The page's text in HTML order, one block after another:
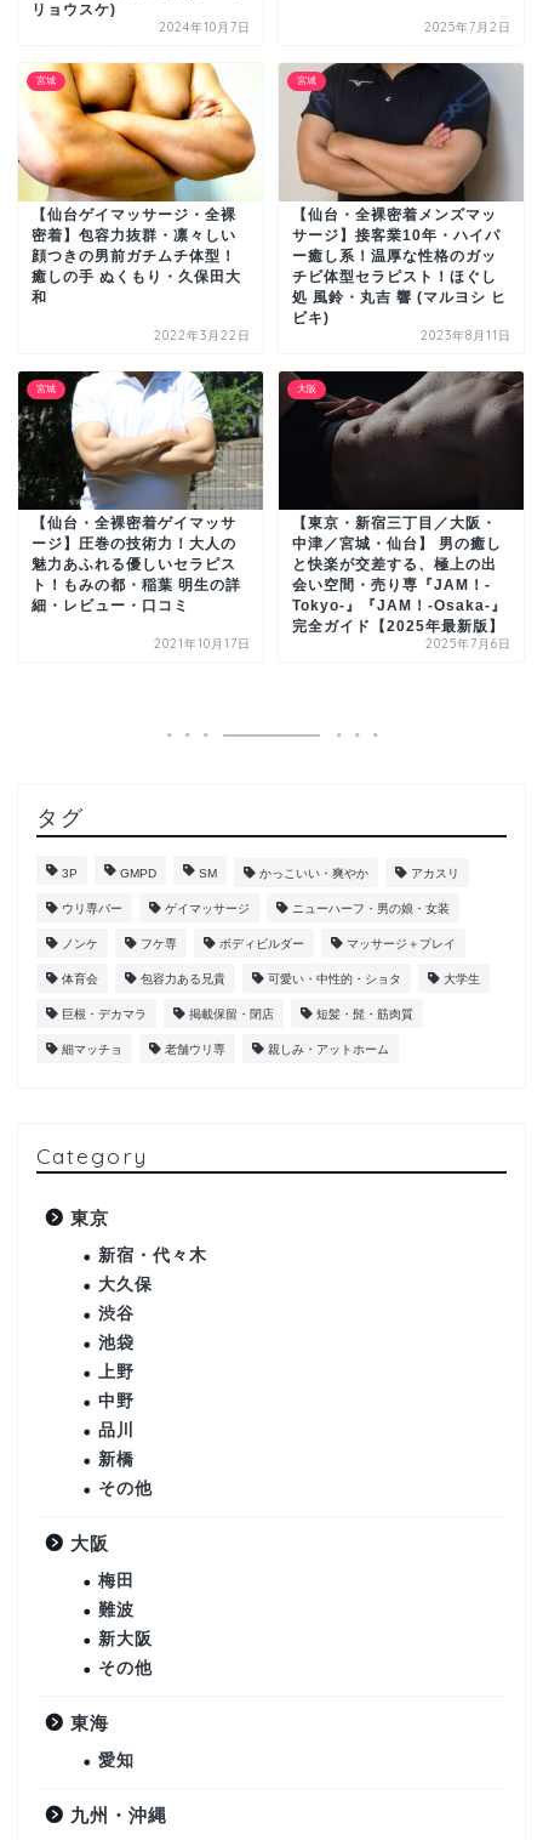
リョウスケ)
2024年10月7日 2025年7月2日
宮城
【仙台ゲイマッサージ・全裸
密着】包容力抜群・凛々しい
顔つきの男前ガチムチ体型！
癒しの手 ぬくもり・久保田大
和
2022年3月22日
宮城
【仙台・全裸密着メンズマッ
サージ】接客業10年・ハイパ
ー癒し系！温厚な性格のガッ
チビ体型セラピスト！ほぐし
処 風鈴・丸吉 響 (マルヨシ ヒ
ビキ)
2023年8月11日
宮城
【仙台・全裸密着ゲイマッサ
ージ】圧巻の技術力！大人の
魅力あふれる優しいセラピス
ト！もみの都・稲葉 明生の詳
細・レビュー・口コミ
2021年10月17日
大阪
【東京・新宿三丁目／大阪・
中津／宮城・仙台】 男の癒し
と快楽が交差する、極上の出
会い空間・売り専『JAM！-
Tokyo-』『JAM！-Osaka-』
完全ガイド【2025年最新版】
2025年7月6日
タグ
3P GMPD SM かっこいい・爽やか アカスリ
ウリ専バー ゲイマッサージ ニューハーフ・男の娘・女装
ノンケ フケ専 ボディビルダー マッサージ＋プレイ
体育会 包容力ある兄貴 可愛い・中性的・ショタ 大学生
巨根・デカマラ 掲載保留・閉店 短髪・髭・筋肉質
細マッチョ 老舗ウリ専 親しみ・アットホーム
Category
東京
新宿・代々木
大久保
渋谷
池袋
上野
中野
品川
新橋
その他
大阪
梅田
難波
新大阪
その他
東海
愛知
九州・沖縄